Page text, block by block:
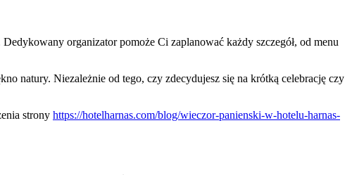
organizator pomoże Ci zaplanować każdy szczegół, od menu
natury. Niezależnie od tego, czy zdecydujesz się na krótką celebrację czy
strony https://hotelharnas.com/blog/wieczor-panienski-w-hotelu-harnas-